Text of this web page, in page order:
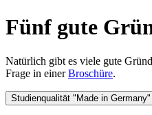
Fünf gute
Natürlich gibt es viele gute
Frage in einerBroschüre.
Studienqualität "Made in Germany"